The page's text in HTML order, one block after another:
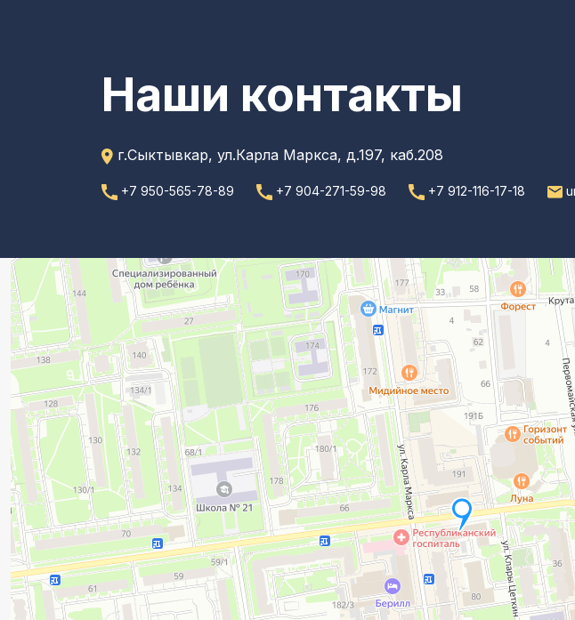
Наши контакты
г.Сыктывкар, ул.Карла Маркса, д.197, каб.208
+7 950-565-78-89 +7 904-271-59-98 +7 912-116-17-18